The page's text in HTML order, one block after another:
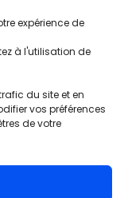
expérience de
à l'utilisation de
du site et en
vos préférences
de votre